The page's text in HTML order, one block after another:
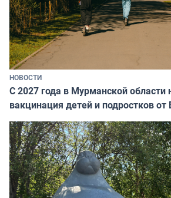
НОВОСТИ
С 2027 года в Мурманской области
вакцинация детей и подростков от